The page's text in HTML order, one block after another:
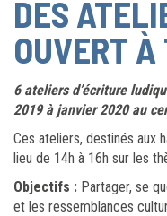
DES
OUVERT À
6 ateliers d’écriture
2019 à janvier 2020 au
Ces ateliers, destinés aux
lieu de 14h à 16h sur les
Objectifs : Partager, se
et les ressemblances